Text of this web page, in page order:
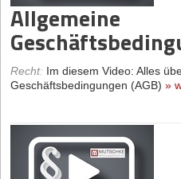
Allgemeine
Recht: Im diesem Video: Alles
Geschäftsbedingungen (AGB) »